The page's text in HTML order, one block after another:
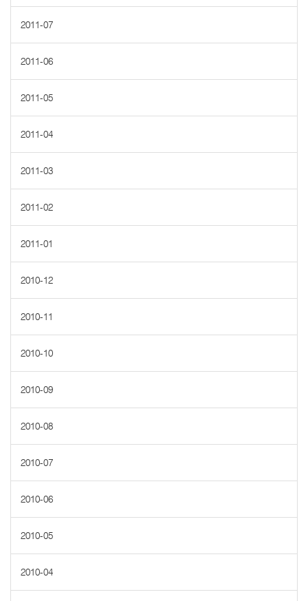
2011-07
2011-06
2011-05
2011-04
2011-03
2011-02
2011-01
2010-12
2010-11
2010-10
2010-09
2010-08
2010-07
2010-06
2010-05
2010-04